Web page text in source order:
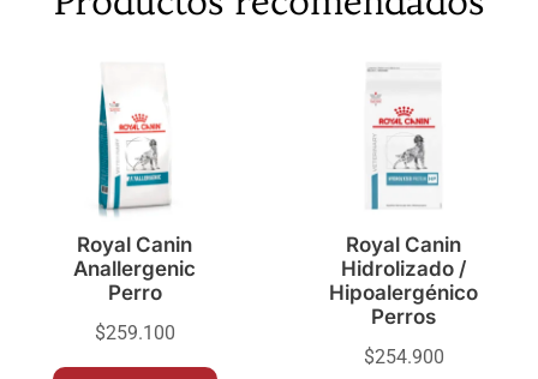
Royal Canin
Anallergenic
Perro
$259.100
Royal Canin
Hidrolizado /
Hipoalergénico
Perros
$254.900